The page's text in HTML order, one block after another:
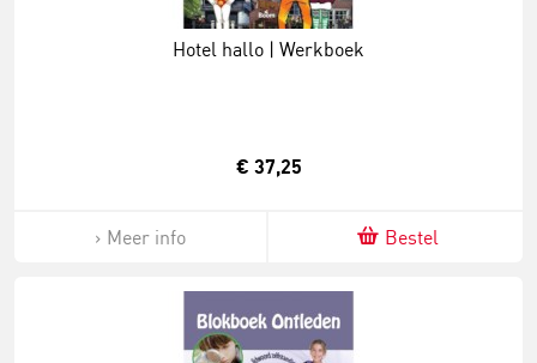
Hotel hallo | Werkboek
€ 37,25
Meer info Bestel